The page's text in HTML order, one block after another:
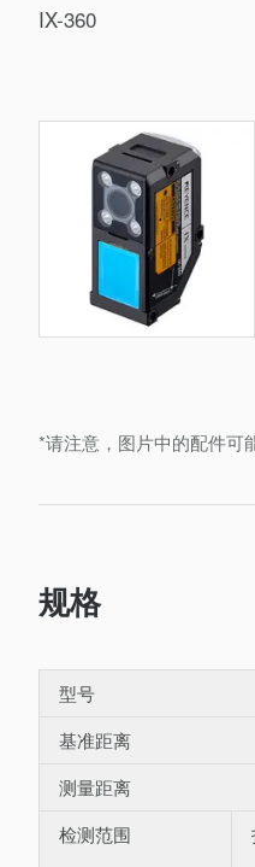
IX-360
*请注意，图片中的配件可
规格
型号
基准距离
测量距离
检测范围